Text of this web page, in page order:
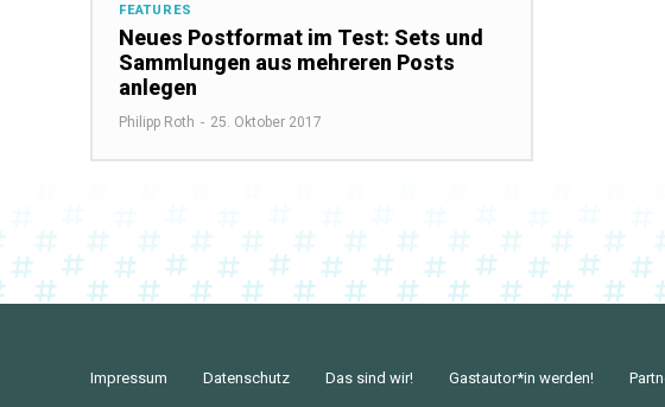
FEATURES
Neues Postformat im Test: Sets und
Sammlungen aus mehreren Posts
anlegen
Philipp Roth - 25. Oktober 2017
Impressum Datenschutz Das sind wir! Gastautor*in werden!